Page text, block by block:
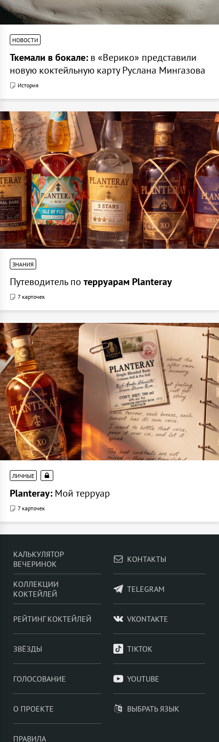
НОВОСТИ
Ткемали в бокале: в «Верико» представили
новую коктейльную карту Руслана Мингазова
История
ЗНАНИЯ
Путеводитель по терруарам Planteray
7 карточек
ЛИЧНЫЕ
Planteray: Мой терруар
7 карточек
КАЛЬКУЛЯТОР
ВЕЧЕРИНОК
КОЛЛЕКЦИИ
КОКТЕЙЛЕЙ
РЕЙТИНГ КОКТЕЙЛЕЙ
ЗВЁЗДЫ
ГОЛОСОВАНИЕ
О ПРОЕКТЕ
ПРАВИЛА
КОНТАКТЫ
TELEGRAM
VKONTAKTE
TIKTOK
YOUTUBE
ВЫБРАТЬ ЯЗЫК